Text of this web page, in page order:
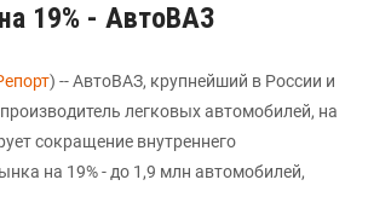
19% - АвтоВАЗ
) -- АвтоВАЗ, крупнейший в России и
легковых автомобилей, на
сокращение внутреннего
на 19% - до 1,9 млн автомобилей,